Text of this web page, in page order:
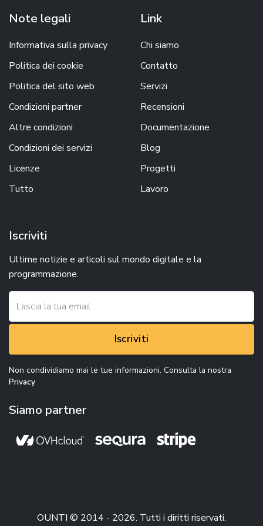
Note legali
Informativa sulla privacy
Politica dei cookie
Politica del sito web
Condizioni partner
Altre condizioni
Condizioni dei servizi
Licenze
Tutto
Link
Chi siamo
Contatto
Servizi
Recensioni
Documentazione
Blog
Progetti
Lavoro
Iscriviti
Ultime notizie e articoli sul mondo digitale e la
programmazione.
Iscriviti
Non condividiamo mai le tue informazioni. Consulta la nostra
Privacy
Siamo partner
OUNTI © 2014 - 2026. Tutti i diritti riservati.